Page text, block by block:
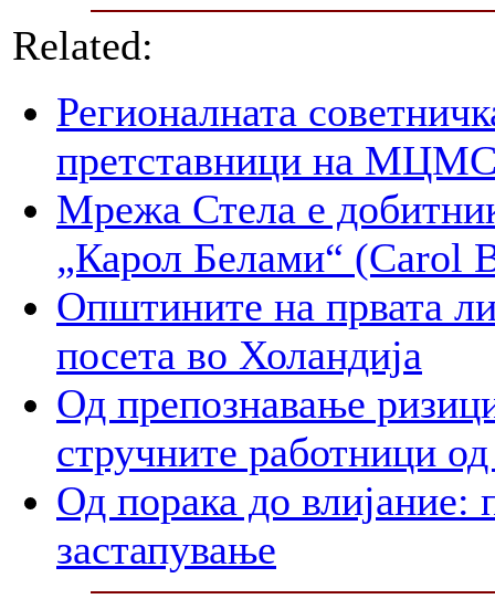
Related:
Регионалната
претставници на МЦМС
Мрежа Стела е
„Карол Белами“ (Carol
Општините на првата
посета во Холандија
Од препознавање
стручните работници
Од порака до влијание:
застапување